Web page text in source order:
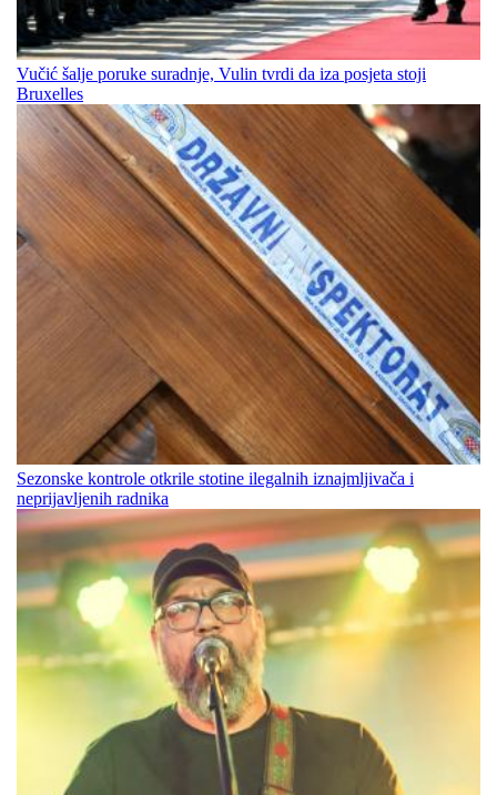
Vučić šalje poruke suradnje, Vulin tvrdi da iza posjeta stoji
Bruxelles
Sezonske kontrole otkrile stotine ilegalnih iznajmljivača i
neprijavljenih radnika